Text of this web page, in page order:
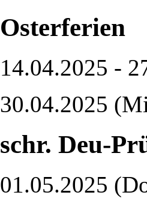
Osterferien
14.04.2025 -
30.04.2025
schr. Deu-
01.05.2025